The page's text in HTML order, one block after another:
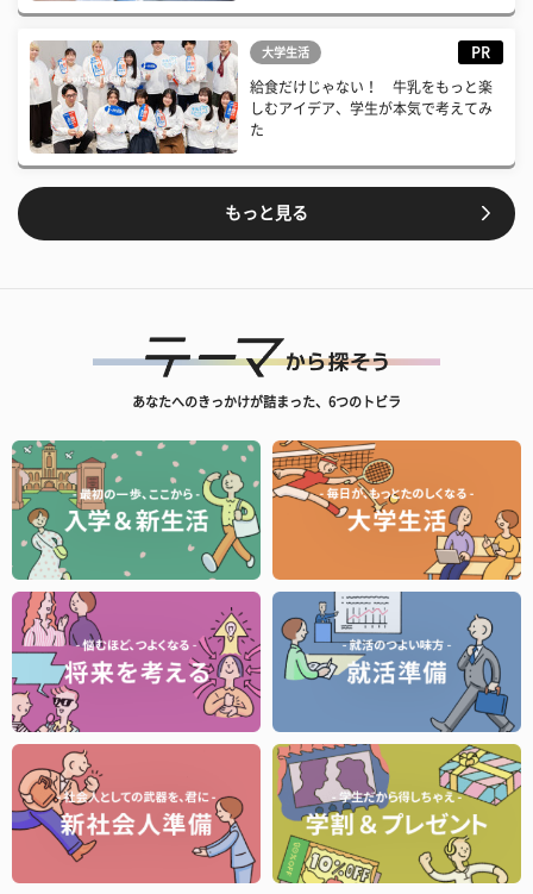
大学生活 PR
給食だけじゃない！ 牛乳をもっと楽
しむアイデア、学生が本気で考えてみ
た
もっと見る
あなたへのきっかけが詰まった、6つのトビラ